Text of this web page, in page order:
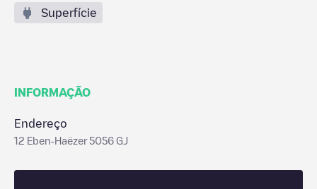
Superfície
INFORMAÇÃO
Endereço
12 Eben-Haëzer 5056 GJ